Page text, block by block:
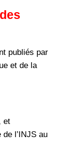
publiés par
et de la
et
de l’INJS au